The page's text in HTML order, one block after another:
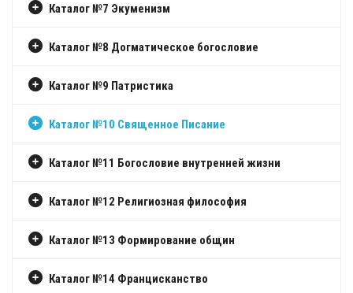
Каталог №7 Экуменизм
Каталог №8 Догматическое богословие
Каталог №9 Патристика
Каталог №10 Священное Писание
Каталог №11 Богословие внутренней жизни
Каталог №12 Религиозная философия
Каталог №13 Формирование общин
Каталог №14 Францисканство